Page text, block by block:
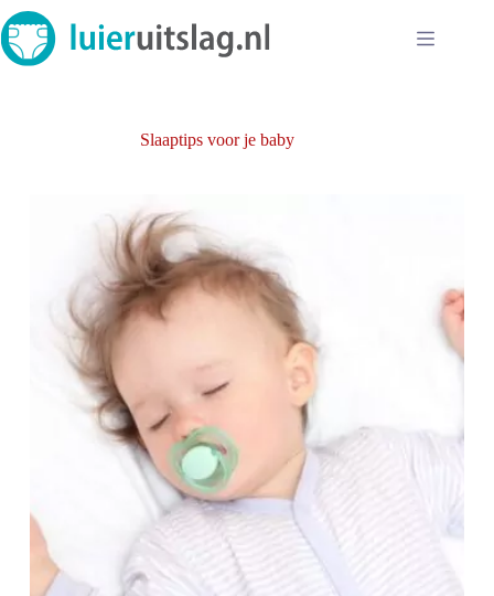
Ga
naar
de
inhoud
Slaaptips voor je baby